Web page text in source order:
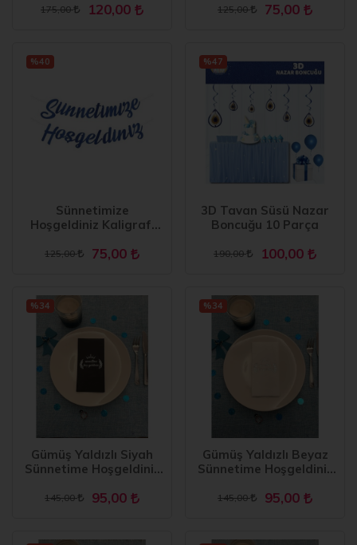
175,00 120,00 125,00 75,00
Sünnetimize
Hoşgeldiniz Kaligrafi
125,00 75,00
%40
3D Tavan Süsü Nazar
Boncuğu 10 Parça
190,00 100,00
%47
Gümüş Yaldızlı Siyah
Sünnetime Hoşgeldiniz
Peçete 16 Adet
145,00 95,00
%34
Gümüş Yaldızlı Beyaz
Sünnetime Hoşgeldiniz
Peçete 16 Adet
145,00 95,00
%34